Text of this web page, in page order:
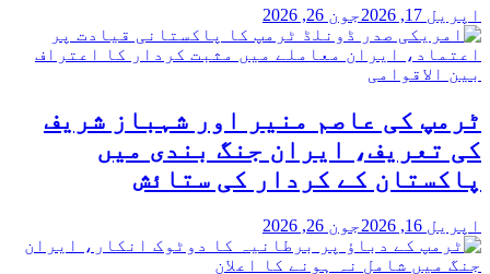
اپریل 17, 2026 جون 26, 2026
بین الاقوامی
ٹرمپ کی عاصم منیر اور شہباز شریف
کی تعریف، ایران جنگ بندی میں
پاکستان کے کردار کی ستائش
اپریل 16, 2026 جون 26, 2026